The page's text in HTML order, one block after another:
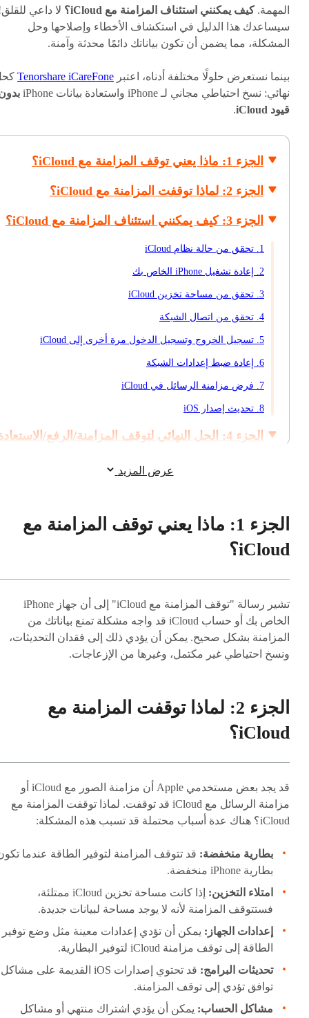
المهمة.كيف يمكنني استئناف المزامنة مع iCloud؟
لا داعي
سيساعدك هذا الدليل في استكشاف الأخطاء وإصلاحها وحل
المشكلة، مما يضمن أن تكون بياناتك دائمًا محدثة وآمنة.
بينما نستعرض حلولًا مختلفة أدناه، اعتبر Tenorshare iCareFone
نهائي: نسخ احتياطي مجاني لـ iPhone واستعادة بيانات iPhone
قيود iCloud
.
الجزء 1: ماذا يعني توقف المزامنة مع iCloud؟
الجزء 2: لماذا توقفت المزامنة مع iCloud؟
الجزء 3: كيف يمكنني استئناف المزامنة مع iCloud؟
1. تحقق من حالة نظام iCloud
2. إعادة تشغيل iPhone الخاص بك
3. تحقق من مساحة تخزين iCloud
4. تحقق من اتصال الشبكة
5. تسجيل الخروج وتسجيل الدخول مرة أخرى إلى iCloud
6. إعادة ضبط إعدادات الشبكة
7. فرض مزامنة الرسائل في iCloud
8. تحديث إصدار iOS
الجزء 4: الحل النهائي لتوقف المزامنة/الرفع/
عرض المزيد
الجزء 1: ماذا يعني توقف المزامنة مع
iCloud؟
تشير رسالة "توقف المزامنة مع iCloud" إلى أن جهاز iPhone
الخاص بك أو حساب iCloud قد واجه مشكلة تمنع بياناتك من
المزامنة بشكل صحيح. يمكن أن يؤدي ذلك إلى فقدان التحديثات،
ونسخ احتياطي غير مكتمل، وغيرها من الإزعاجات.
الجزء 2: لماذا توقفت المزامنة مع
iCloud؟
قد يجد بعض مستخدمي Apple أن مزامنة الصور مع iCloud أو
مزامنة الرسائل مع iCloud قد توقفت. لماذا توقفت المزامنة مع
iCloud؟ هناك عدة أسباب محتملة قد تسبب هذه المشكلة:
بطارية منخفضة: قد تتوقف المزامنة لتوفير الطاقة عندما
بطارية iPhone منخفضة.
امتلاء التخزين:
إذا كانت مساحة تخزين iCloud ممتلئة،
فستتوقف المزامنة لأنه لا يوجد مساحة لبيانات جديدة.
إعدادات الجهاز: يمكن أن تؤدي إعدادات معينة مثل وضع توفير
الطاقة إلى توقف مزامنة iCloud لتوفير البطارية.
تحديثات البرامج:
قد تحتوي إصدارات iOS القديمة على مشاكل
توافق تؤدي إلى توقف المزامنة.
مشاكل الحساب: يمكن أن يؤدي اشتراك منتهي أو مشاكل